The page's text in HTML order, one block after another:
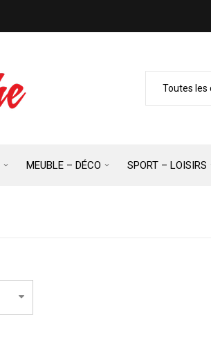
MEUBLE – DÉCO SPORT – LOISIRS